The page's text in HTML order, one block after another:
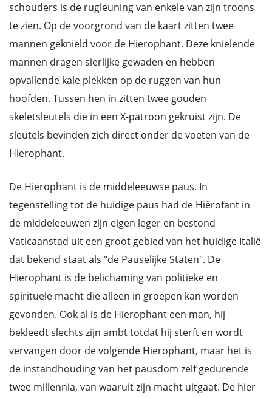
schouders is de rugleuning van enkele van zijn troons
te zien. Op de voorgrond van de kaart zitten twee
mannen geknield voor de Hierophant. Deze knielende
mannen dragen sierlijke gewaden en hebben
opvallende kale plekken op de ruggen van hun
hoofden. Tussen hen in zitten twee gouden
skeletsleutels die in een X-patroon gekruist zijn. De
sleutels bevinden zich direct onder de voeten van de
Hierophant.
De Hierophant is de middeleeuwse paus. In
tegenstelling tot de huidige paus had de Hiërofant in
de middeleeuwen zijn eigen leger en bestond
Vaticaanstad uit een groot gebied van het huidige Italië
dat bekend staat als "de Pauselijke Staten". De
Hierophant is de belichaming van politieke en
spirituele macht die alleen in groepen kan worden
gevonden. Ook al is de Hierophant een man, hij
bekleedt slechts zijn ambt totdat hij sterft en wordt
vervangen door de volgende Hierophant, maar het is
de instandhouding van het pausdom zelf gedurende
twee millennia, van waaruit zijn macht uitgaat. De hier